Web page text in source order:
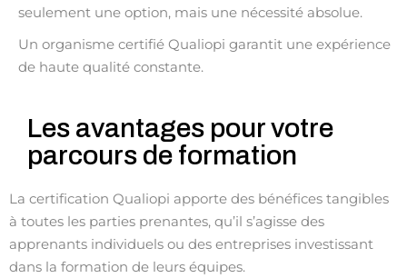
seulement une option, mais une nécessité absolue.
Un organisme certifié Qualiopi garantit une expérience
de haute qualité constante.
Les avantages pour votre
parcours de formation
La certification Qualiopi apporte des bénéfices tangibles
à toutes les parties prenantes, qu’il s’agisse des
apprenants individuels ou des entreprises investissant
dans la formation de leurs équipes.